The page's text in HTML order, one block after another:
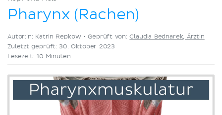
Pharynx (Rachen)
Autor:in: Katrin Repkow •Geprüft von:Claudia Bednarek, Ärztin
Zuletzt geprüft: 30. Oktober 2023
Lesezeit: 10 Minuten